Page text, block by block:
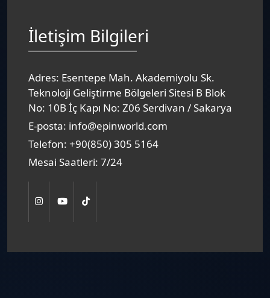
İletişim Bilgileri
Adres: Esentepe Mah. Akademiyolu Sk.
Teknoloji Geliştirme Bölgeleri Sitesi B Blok
No: 10B İç Kapı No: Z06 Serdivan / Sakarya
E-posta: info@epinworld.com
Telefon: +90(850) 305 5164
Mesai Saatleri: 7/24